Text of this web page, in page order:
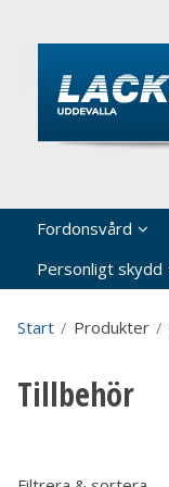
Fordonsvård
Personligt skydd
Start / Produkter /
Tillbehör